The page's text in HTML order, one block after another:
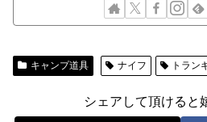
キャンプ道具 ナイフ トラン
シェアして頂けると